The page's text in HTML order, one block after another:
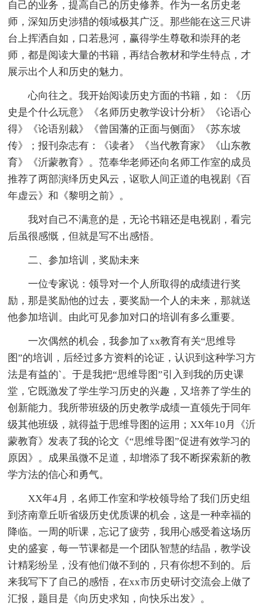
自己的业务，提高自己的历史修养。作为一名历史老
师，深知历史涉猎的领域极其广泛。那些能在这三尺讲
台上挥洒自如，口若悬河，赢得学生尊敬和崇拜的老
师，都是阅读大量的书籍，再结合教材和学生特点，才
展示出个人和历史的魅力。
心向往之。我开始阅读历史方面的书籍，如：《历
史是个什么玩意》《名师历史教学设计分析》《论语心
得》《论语别裁》《曾国藩的正面与侧面》《苏东坡
传》；报刊杂志有：《读者》《当代教育家》《山东教
育》《沂蒙教育》。范奉华老师还向名师工作室的成员
推荐了两部演绎历史风云，讴歌人间正道的电视剧《百
年虚云》和《黎明之前》。
我对自己不满意的是，无论书籍还是电视剧，看完
后虽很感慨，但就是写不出感悟。
二、参加培训，奖励未来
一位专家说：领导对一个人所取得的成绩进行奖
励，那是奖励他的过去，要奖励一个人的未来，那就送
他参加培训。由此可见参加对口的培训有多么重要。
一次偶然的机会，我参加了xx教育有关“思维导
图”的培训，后经过多方资料的论证，认识到这种学习方
法是有益的`。于是我把“思维导图”引入到我的历史课
堂，它既激发了学生学习历史的兴趣，又培养了学生的
创新能力。我所带班级的历史教学成绩一直领先于同年
级其他班级，就得益于思维导图的运用；XX年10月《沂
蒙教育》发表了我的论文《“思维导图”促进有效学习的
原因》。成果虽微不足道，却增添了我不断探索新的教
学方法的信心和勇气。
XX年4月，名师工作室和学校领导给了我们历史组
到济南章丘听省级历史优质课的机会，这是一种幸福的
降临。一周的听课，忘记了疲劳，我用心感受着这场历
史的盛宴，每一节课都是一个团队智慧的结晶，教学设
计精彩纷呈，没有他们做不到的，只有你想不到的。后
来我写下了自己的感悟，在xx市历史研讨交流会上做了
汇报，题目是《向历史求知，向快乐出发》。